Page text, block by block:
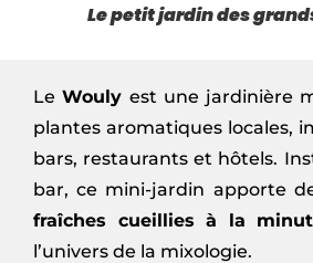
Le petit jardin des
LeWouly est une jardinière
plantes aromatiques locales,
bars, restaurants et hôtels.
bar, ce mini-jardin apporte
fraîches cueillies à la
l’univers de la mixologie.